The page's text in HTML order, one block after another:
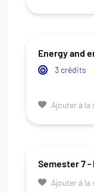
Energy and
3 crédits
Ajouter à la
Semester 7
Ajouter à la